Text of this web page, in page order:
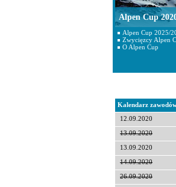
Kalendarz
12.09.2020
13.09.2020
13.09.2020
14.09.2020
26.09.2020
Alpen Cup
Alpen Cup 2025/
Zwycięzcy Alpen
O Alpen Cup